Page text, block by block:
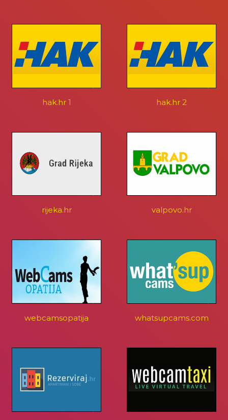
hak.hr 1 hak.hr 2
rijeka.hr valpovo.hr
webcamsopatija whatsupcams.com